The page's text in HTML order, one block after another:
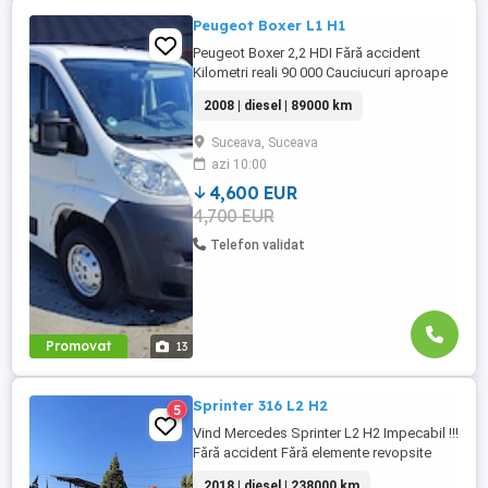
Promovat 13
Peugeot Boxer L1 H1
Peugeot Boxer 2,2 HDI Fără accident
Kilometri reali 90 000 Cauciucuri aproape
Revizie...,Injectoare noi Rulează foarte
bine Nu a fost rulată în România și nu sau
scos nr roșii!
2008 | diesel | 89000 km
Suceava, Suceava
azi 10:00
4,600 EUR
4,700 EUR
Telefon validat
5 Sprinter 316 L2 H2
Vind Mercedes Sprinter L2 H2 Impecabil !!!
Fără accident Fără elemente revopsite